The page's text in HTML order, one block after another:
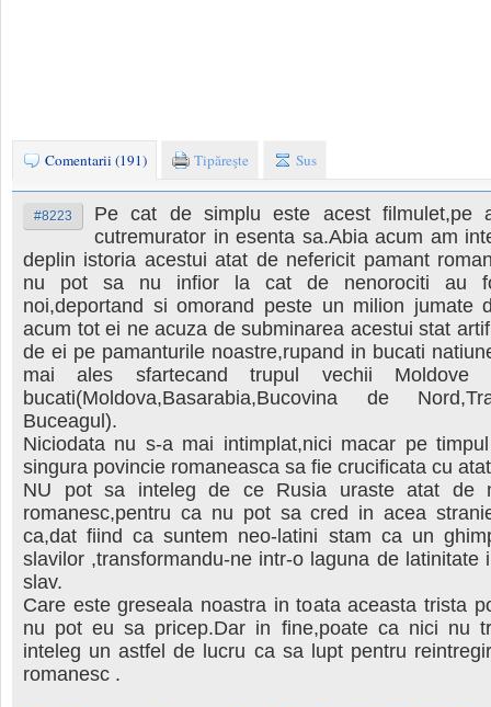
Comentarii (191) Tipăreşte Sus
#8223
Pe cat de simplu este acest filmulet,pe
cutremurator in esenta sa.Abia acum am
deplin istoria acestui atat de nefericit pamant
nu pot sa nu infior la cat de nenorociti au
noi,deportand si omorand peste un milion jumate
acum tot ei ne acuza de subminarea acestui stat
de ei pe pamanturile noastre,rupand in bucati
mai ales sfartecand trupul vechii
bucati(Moldova,Basarabia,Bucovina de
Buceagul).
Niciodata nu s-a mai intimplat,nici macar pe
singura povincie romaneasca sa fie crucificata cu
NU pot sa inteleg de ce Rusia uraste atat de
romanesc,pentru ca nu pot sa cred in acea
ca,dat fiind ca suntem neo-latini stam ca un
slavilor ,transformandu-ne intr-o laguna de latinitate
slav.
Care este greseala noastra in toata aceasta trista
nu pot eu sa pricep.Dar in fine,poate ca nici nu
inteleg un astfel de lucru ca sa lupt pentru
romanesc .